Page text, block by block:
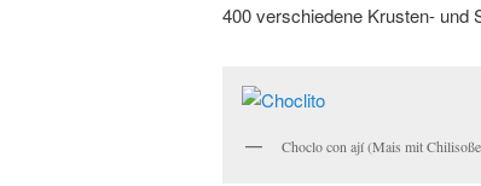
400 verschiedene Krusten- und
Choclo con ají (Mais mit